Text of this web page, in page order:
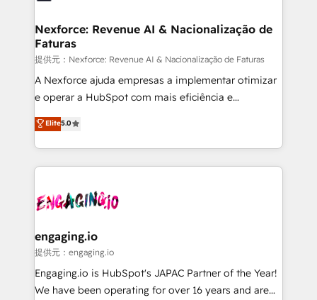
Station, Freshdesk, Intercom, and more. Custom
objects, automations, and integrations built for
growth. 🚀 AI-Driven GTM Orchestration Unify
HubSpot with LinkedIn, WhatsApp, email, paid
media, and AI voice to drive pipeline. 🤖 AI Custom
prospecting, follow-ups, service triage, and
knowledge retrieval—built in HubSpot. ⚡ Fast-Track
advanced optimization & adoption 📍 São Paulo, BR
• Des Moines, IA • New York, NY
Nexforce: Revenue AI & Nacionalização de
Faturas
提供元：Nexforce: Revenue AI & Nacionalização de Faturas
A Nexforce ajuda empresas a implementar otimizar
e operar a HubSpot com mais eficiência e
previsibilidade de receita. Combinamos Revenue
Operations (RevOps) e Inteligência Artificial para
estruturar processos integrar sistemas organizar
dados e automatizar operações. O objetivo é
operacional de receita conectando equipes
Também somos distribuidores oficiais da HubSpot
e de mais de 150 softwares globais permitindo
contratar e pagar a HubSpot em reais com nota
fiscal no Brasil e gerar economia de até 50% na
Elite5.0
engaging.io
提供元：engaging.io
Engaging.io is HubSpot's JAPAC Partner of the Year!
We have been operating for over 16 years and are